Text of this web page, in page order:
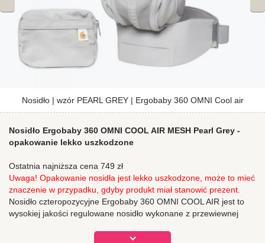
Nosidło | wzór PEARL GREY | Ergobaby 360 OMNI Cool air
Nosidło Ergobaby 360 OMNI COOL AIR MESH Pearl Grey -
opakowanie lekko uszkodzone
Ostatnia najniższa cena 749 zł
Uwaga! Opakowanie nosidła jest lekko uszkodzone, może to mieć
znaczenie w przypadku, gdyby produkt miał stanowić prezent.
Nosidło czteropozycyjne Ergobaby 360 OMNI COOL AIR jest to
wysokiej jakości regulowane nosidło wykonane z przewiewnej
wewnątrz, na biodrze i z tyłu, nosidło oferuje także możliwość